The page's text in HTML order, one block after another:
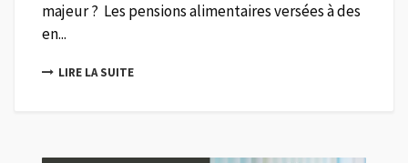
majeur ? Les pensions alimentaires versées à des
en...
LIRE LA SUITE